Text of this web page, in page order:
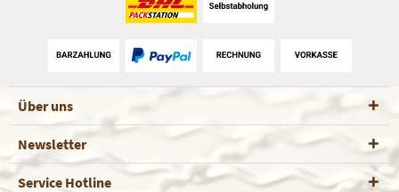
Über uns
Newsletter
Service Hotline